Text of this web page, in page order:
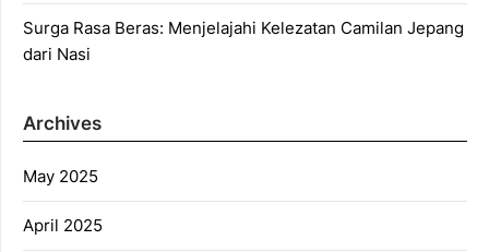
Surga Rasa Beras: Menjelajahi Kelezatan Camilan Jepang
dari Nasi
Archives
May 2025
April 2025